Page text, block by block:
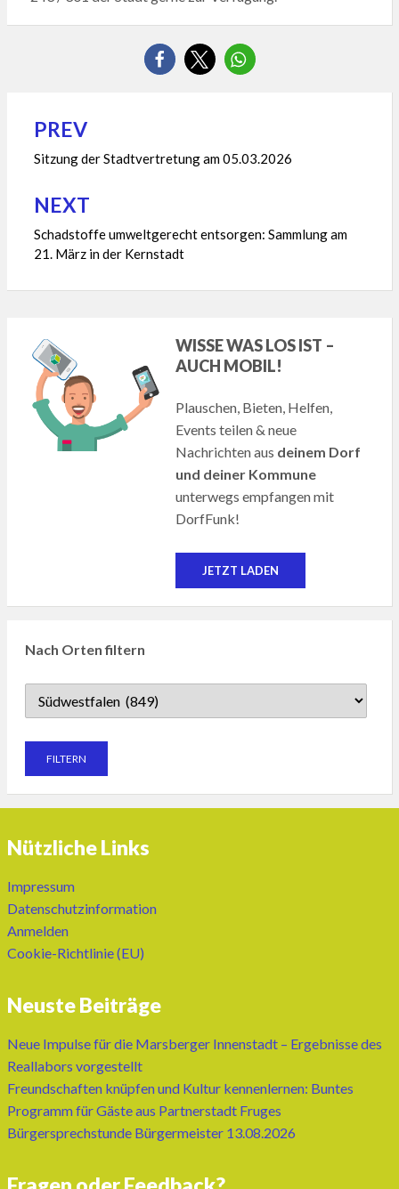
Beitragsnavigation
PREV
Sitzung der Stadtvertretung am 05.03.2026
NEXT
Schadstoffe umweltgerecht entsorgen: Sammlung am
21. März in der Kernstadt
WISSE WAS LOS IST –
AUCH MOBIL!
Plauschen, Bieten, Helfen,
Events teilen & neue
Nachrichten aus deinem Dorf
und deiner Kommune
unterwegs empfangen mit
DorfFunk!
JETZT LADEN
Nach Orten filtern
Nützliche Links
Impressum
Datenschutzinformation
Anmelden
Cookie-Richtlinie (EU)
Neuste Beiträge
Neue Impulse für die Marsberger Innenstadt – Ergebnisse des
Reallabors vorgestellt
Freundschaften knüpfen und Kultur kennenlernen: Buntes
Programm für Gäste aus Partnerstadt Fruges
Bürgersprechstunde Bürgermeister 13.08.2026